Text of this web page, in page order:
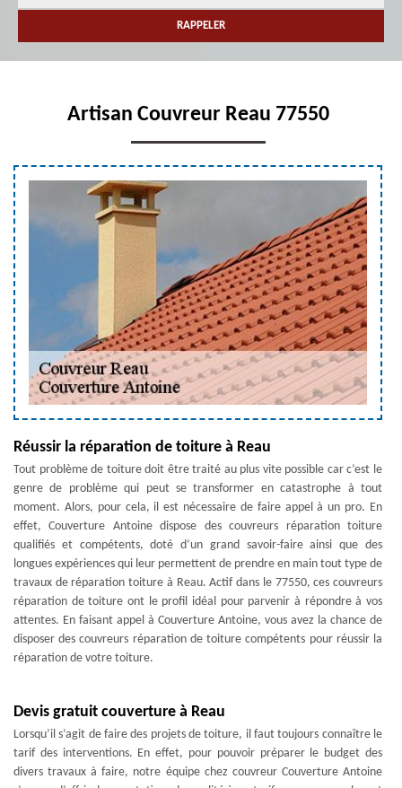
Artisan Couvreur Reau 77550
Réussir la réparation de toiture à Reau
Tout problème de toiture doit être traité au plus vite possible car c’est le
genre de problème qui peut se transformer en catastrophe à tout
moment. Alors, pour cela, il est nécessaire de faire appel à un pro. En
effet, Couverture Antoine dispose des couvreurs réparation toiture
qualifiés et compétents, doté d’un grand savoir-faire ainsi que des
longues expériences qui leur permettent de prendre en main tout type de
travaux de réparation toiture à Reau. Actif dans le 77550, ces couvreurs
réparation de toiture ont le profil idéal pour parvenir à répondre à vos
attentes. En faisant appel à Couverture Antoine, vous avez la chance de
disposer des couvreurs réparation de toiture compétents pour réussir la
réparation de votre toiture.
Devis gratuit couverture à Reau
Lorsqu’il s’agit de faire des projets de toiture, il faut toujours connaître le
tarif des interventions. En effet, pour pouvoir préparer le budget des
divers travaux à faire, notre équipe chez couvreur Couverture Antoine